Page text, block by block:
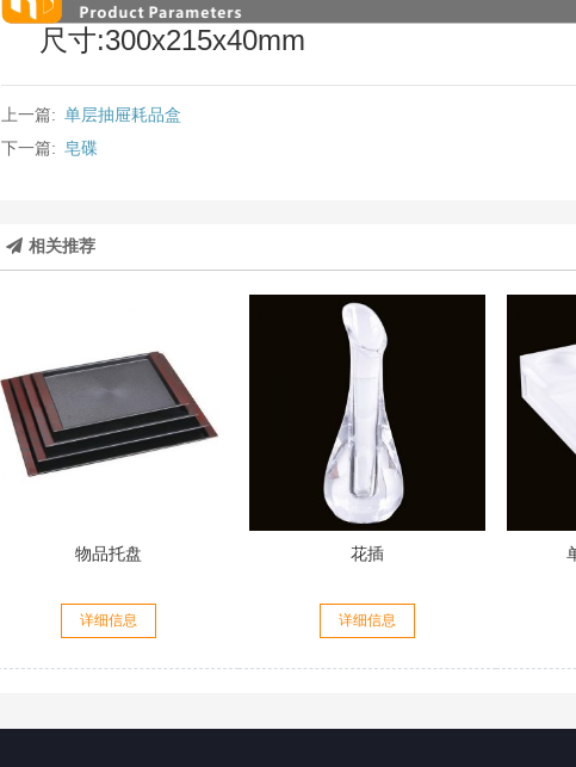
尺寸:300x215x40mm
上一篇: 单层抽屉耗品盒
下一篇: 皂碟
相关推荐
物品托盘
详细信息
花插
详细信息